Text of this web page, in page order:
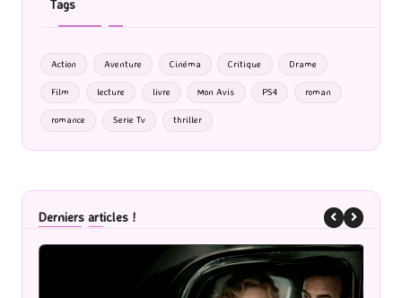
Tags
Action Aventure Cinéma Critique Drame
Film lecture livre Mon Avis PS4 roman
romance Serie Tv thriller
Derniers articles !